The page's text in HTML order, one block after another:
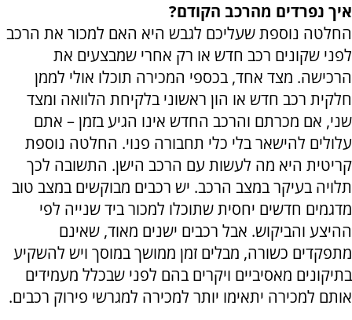
איך נפרדים מהרכב הקודם?
החלטה נוספת שעליכם לגבש היא האם למכור את הרכב
לפני שקונים רכב חדש או רק אחרי שמבצעים את
הרכישה. מצד אחד, בכספי המכירה תוכלו אולי לממן
חלקית רכב חדש או הון ראשוני בלקיחת הלוואה ומצד
שני, אם מכרתם והרכב החדש אינו הגיע בזמן – אתם
עלולים להישאר בלי כלי תחבורה פנוי. החלטה נוספת
קריטית היא מה לעשות עם הרכב הישן. התשובה לכך
תלויה בעיקר במצב הרכב. יש רכבים מבוקשים במצב טוב
מדגמים חדשים יחסית שתוכלו למכור ביד שנייה לפי
ההיצע והביקוש. אבל רכבים ישנים מאוד, שאינם
מתפקדים כשורה, מבלים זמן ממושך במוסך ויש להשקיע
בתיקונים מאסיביים ויקרים בהם לפני שבכלל מעמידים
אותם למכירה יתאימו יותר למכירה למגרשי פירוק רכבים.